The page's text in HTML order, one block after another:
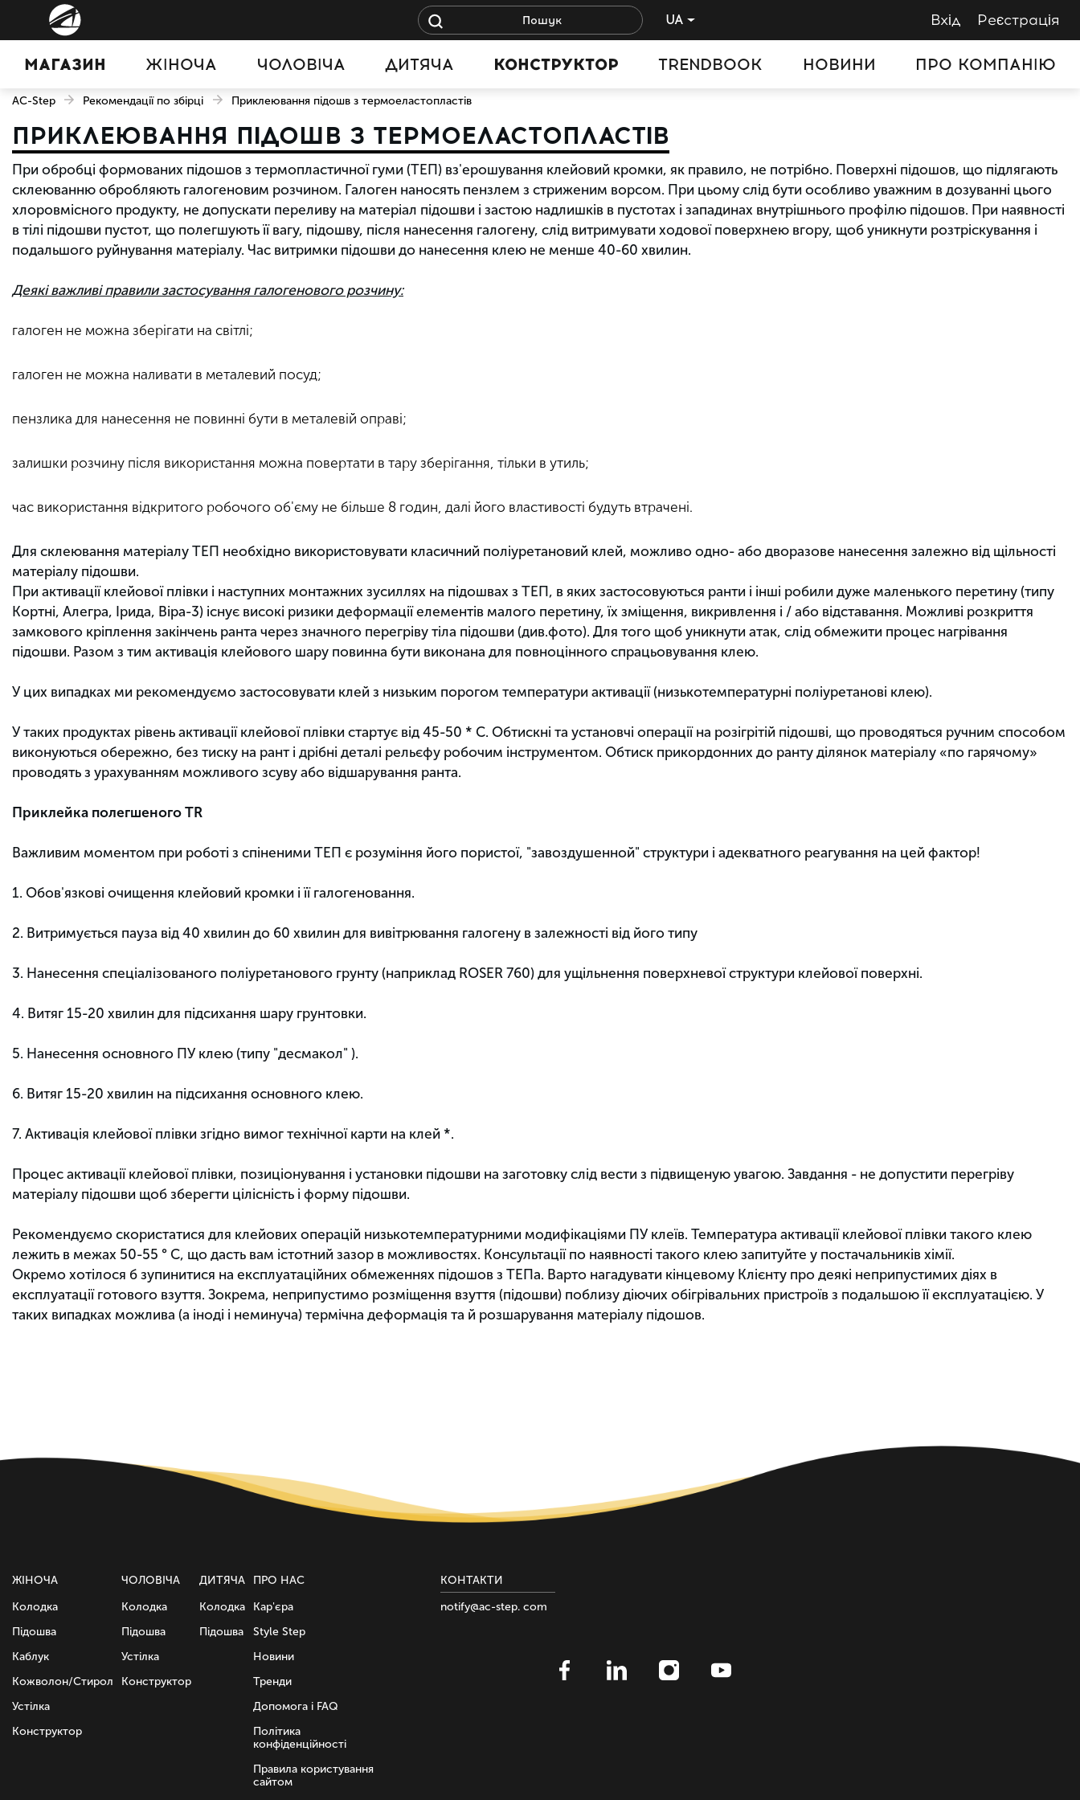
UA Вхід Реєстрація
МАГАЗИН ЖІНОЧА ЧОЛОВІЧА ДИТЯЧА КОНСТРУКТОР TRENDBOOK НОВИНИ ПРО КОМПАНІЮ
AC-Step Рекомендації по збірці Приклеювання підошв з термоеластопластів
ПРИКЛЕЮВАННЯ ПІДОШВ З ТЕРМОЕЛАСТОПЛАСТІВ
При обробці формованих підошов з термопластичної гуми (ТЕП) вз'ерошування клейовий кромки, як правило, не потрібно. Поверхні підошов, що підлягають
склеюванню обробляють галогеновим розчином. Галоген наносять пензлем з стриженим ворсом. При цьому слід бути особливо уважним в дозуванні цього
хлоровмісного продукту, не допускати переливу на матеріал підошви і застою надлишків в пустотах і западинах внутрішнього профілю підошов. При наявності
в тілі підошви пустот, що полегшують її вагу, підошву, після нанесення галогену, слід витримувати ходової поверхнею вгору, щоб уникнути розтріскування і
подальшого руйнування матеріалу. Час витримки підошви до нанесення клею не менше 40-60 хвилин.
Деякі важливі правили застосування галогенового розчину:
галоген не можна зберігати на світлі;
галоген не можна наливати в металевий посуд;
пензлика для нанесення не повинні бути в металевій оправі;
залишки розчину після використання можна повертати в тару зберігання, тільки в утиль;
час використання відкритого робочого об'єму не більше 8 годин, далі його властивості будуть втрачені.
Для склеювання матеріалу ТЕП необхідно використовувати класичний поліуретановий клей, можливо одно- або дворазове нанесення залежно від щільності
матеріалу підошви.
При активації клейової плівки і наступних монтажних зусиллях на підошвах з ТЕП, в яких застосовуються ранти і інші робили дуже маленького перетину (типу
Кортні, Алегра, Ірида, Віра-3) існує високі ризики деформації елементів малого перетину, їх зміщення, викривлення і / або відставання. Можливі розкриття
замкового кріплення закінчень ранта через значного перегріву тіла підошви (див.фото). Для того щоб уникнути атак, слід обмежити процес нагрівання
підошви. Разом з тим активація клейового шару повинна бути виконана для повноцінного спрацьовування клею.
У цих випадках ми рекомендуємо застосовувати клей з низьким порогом температури активації (низькотемпературні поліуретанові клею).
У таких продуктах рівень активації клейової плівки стартує від 45-50 * С. Обтискні та установчі операції на розігрітій підошві, що проводяться ручним способом
виконуються обережно, без тиску на рант і дрібні деталі рельєфу робочим інструментом. Обтиск прикордонних до ранту ділянок матеріалу «по гарячому»
проводять з урахуванням можливого зсуву або відшарування ранта.
Приклейка полегшеного TR
Важливим моментом при роботі з спіненими ТЕП є розуміння його пористої, "завоздушенной" структури і адекватного реагування на цей фактор!
1. Обов'язкові очищення клейовий кромки і її галогеновання.
2. Витримується пауза від 40 хвилин до 60 хвилин для вивітрювання галогену в залежності від його типу
3. Нанесення спеціалізованого поліуретанового грунту (наприклад ROSER 760) для ущільнення поверхневої структури клейової поверхні.
4. Витяг 15-20 хвилин для підсихання шару грунтовки.
5. Нанесення основного ПУ клею (типу "десмакол" ).
6. Витяг 15-20 хвилин на підсихання основного клею.
7. Активація клейової плівки згідно вимог технічної карти на клей *.
Процес активації клейової плівки, позиціонування і установки підошви на заготовку слід вести з підвищеную увагою. Завдання - не допустити перегріву
матеріалу підошви щоб зберегти цілісність і форму підошви.
Рекомендуємо скористатися для клейових операцій низькотемпературними модифікаціями ПУ клеїв. Температура активації клейової плівки такого клею
лежить в межах 50-55 ° С, що дасть вам істотний зазор в можливостях. Консультації по наявності такого клею запитуйте у постачальників хімії.
Окремо хотілося б зупинитися на експлуатаційних обмеженнях підошов з ТЕПа. Варто нагадувати кінцевому Клієнту про деякі неприпустимих діях в
експлуатації готового взуття. Зокрема, неприпустимо розміщення взуття (підошви) поблизу діючих обігрівальних пристроїв з подальшоюїї експлуатацією. У
таких випадках можлива (а іноді і неминуча) термічна деформація та й розшарування матеріалу підошов.
ЖІНОЧА
Колодка
Підошва
Каблук
Кожволон/Стирол
Устілка
Конструктор
ЧОЛОВІЧА
Колодка
Підошва
Устілка
Конструктор
ДИТЯЧА
Колодка
Підошва
ПРО НАС
Кар'єра
Style Step
Новини
Тренди
Допомога і FAQ
Політика
конфіденційності
Правила користування
сайтом
КОНТАКТИ
notify@ac-step. com